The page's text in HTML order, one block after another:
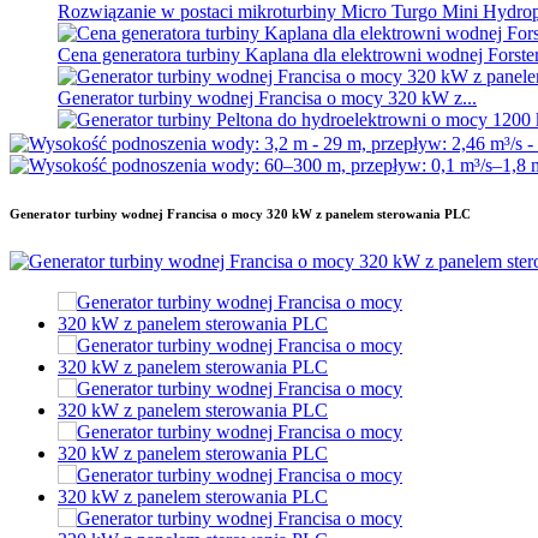
Rozwiązanie w postaci mikroturbiny Micro Turgo Mini
Cena generatora turbiny Kaplana dla elektrowni wodnej
Generator turbiny wodnej Francisa o mocy 320 kW z...
Generator turbiny Peltona do hydroelektrowni o mocy 1200
Niskie koszty budowy Wysoka wydajność Niskie zużycie
20-stopowy, 250 kWh, 582 kWh, kontenerowy akumulator
Małe mikrohydrohalogeny o mocy 10 kW, 12 kW, 15 kW i 20
Generator turbiny mikrohydroturbinowej Forster 2×40 kW
Turbina śmigłowa hydrauliczna 100kW Kaplan Turbine Gen...
Generator turbiny wodnej Peltona o mocy 2200 kW
Mała turbina Kaplana 10 kW, 12 kW, 15 kW mikroelektrownia
Producent sprzętu hydroelektrycznego Hydraulic Franc...
Generator turbiny wodnej Francisa o mocy 320 kW z panelem sterowania PLC